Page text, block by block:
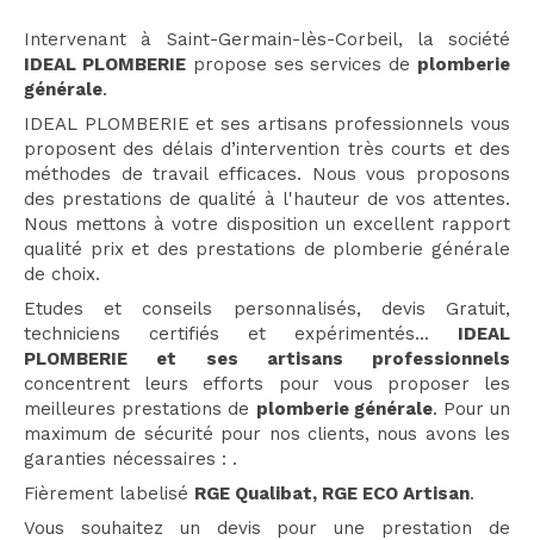
Intervenant à Saint-Germain-lès-Corbeil, la société
IDEAL PLOMBERIEpropose ses services de plomberie
générale.
IDEAL PLOMBERIE et ses artisans professionnels vous
proposent des délais d’intervention très courts et des
méthodes de travail efficaces. Nous vous proposons
des prestations de qualité à l'hauteur de vos attentes.
Nous mettons à votre disposition un excellent rapport
qualité prix et des prestations de plomberie générale
de choix.
Etudes et conseils personnalisés, devis Gratuit,
techniciens certifiés et expérimentés... IDEAL
PLOMBERIE et ses artisans professionnels
concentrent leurs efforts pour vous proposer les
meilleures prestations de plomberie générale. Pour un
maximum de sécurité pour nos clients, nous avons les
garanties nécessaires : .
Fièrement labelisé RGE Qualibat, RGE ECO Artisan.
Vous souhaitez un devis pour une prestation de